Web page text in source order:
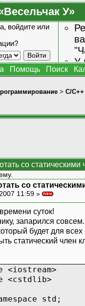
У»
войдите или
У
Помощь Поиск
> C/C++
со
со
11:59 »
суток!
запарился
будет для
статический член
<iostream>
<cstdlib>
std;